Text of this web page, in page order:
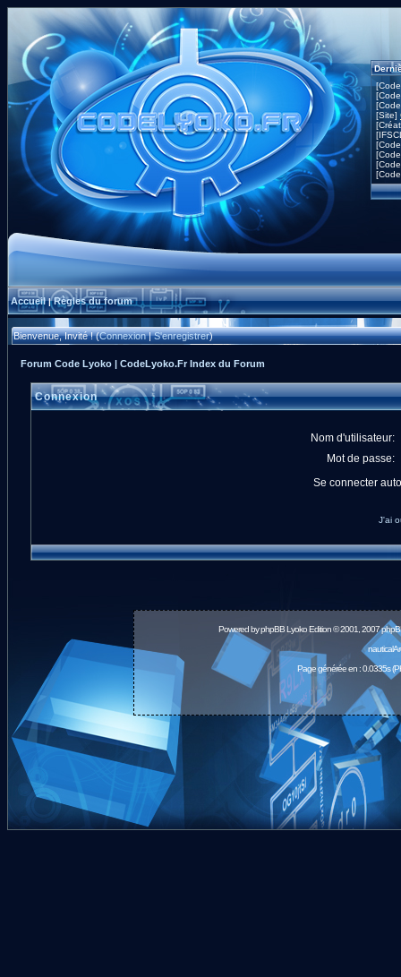
[Site]
Accueil|Règles du forum
Bienvenue, Invité ! (Connexion|S'enregistrer)
Forum Code Lyoko | CodeLyoko.Fr Index du Forum
Connexion
Nom d'utilisateur:
Mot de passe:
Se connecter
J'ai
Powered byphpBBLyoko Edition © 2001, 2007
Page générée en : 0.0335s